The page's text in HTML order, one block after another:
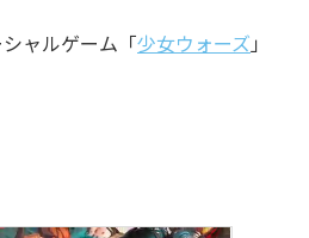
ャルゲーム「少女ウォーズ 」